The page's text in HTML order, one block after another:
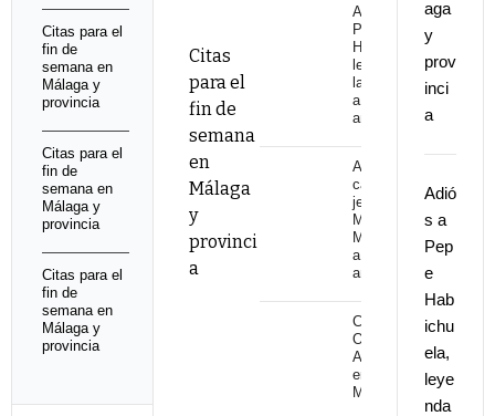
Citas
para el
fin de
semana
en
Málaga
y
provinci
a
Adiós a
Pepe
Habichuela,
leyenda de
la guitarra,
a los 82
años
Adiós al
cantaor
jerezano
Manuel
Malena
a los 67
años
Cita con
Omega 30
Aniversario
en Starlite
Marbella
aga
y
prov
inci
a
Adió
s a
Pep
e
Hab
ichu
ela,
leye
nda
Citas para el
fin de
semana en
Málaga y
provincia
Citas para el
fin de
semana en
Málaga y
provincia
Citas para el
fin de
semana en
Málaga y
provincia